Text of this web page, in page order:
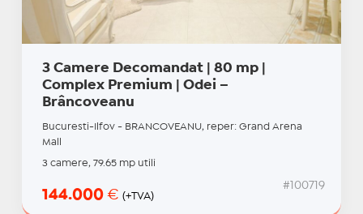
3 Camere Decomandat | 80 mp |
Complex Premium | Odei –
Brâncoveanu
Bucuresti-Ilfov - BRANCOVEANU, reper: Grand Arena
Mall
3 camere, 79.65 mp utili
144.000 € (+TVA)
#100719